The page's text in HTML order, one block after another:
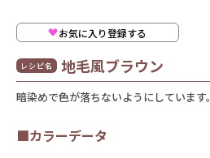
お気に入り登録する
レシピ名 地毛風ブラウン
暗染めで色が落ちないようにしています。
■カラーデータ